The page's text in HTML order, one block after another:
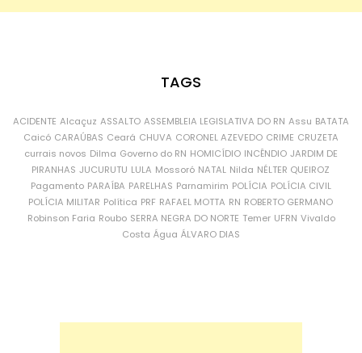
TAGS
ACIDENTE Alcaçuz ASSALTO ASSEMBLEIA LEGISLATIVA DO RN Assu BATATA
Caicó CARAÚBAS Ceará CHUVA CORONEL AZEVEDO CRIME CRUZETA
currais novos Dilma Governo do RN HOMICÍDIO INCÊNDIO JARDIM DE
PIRANHAS JUCURUTU LULA Mossoró NATAL Nilda NÉLTER QUEIROZ
Pagamento PARAÍBA PARELHAS Parnamirim POLÍCIA POLÍCIA CIVIL
POLÍCIA MILITAR Política PRF RAFAEL MOTTA RN ROBERTO GERMANO
Robinson Faria Roubo SERRA NEGRA DO NORTE Temer UFRN Vivaldo
Costa Água ÁLVARO DIAS